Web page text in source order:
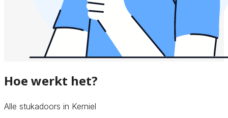
Hoe werkt het?
Alle stukadoors in Kerniel